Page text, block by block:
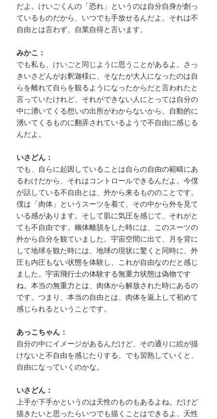
だよ。けいごくんの「恐れ」というのは自分自身が創っ
ているものだから、いつでも手放せるんだよ。それは不
自由とは言わず、自業自得と言います。
みかこ：
でも私も、けいごと同じように思うことがあるよ。さっ
きいさどんがお釈迦様に、そなたが大人になったのは自
らを離れて自らを観るようになったからだと言われたと
言っていたけれど、それができない人にとっては自分の
中に湧いてくる想いの出所がわからないから、自動的に
湧いてくるものに翻弄されているようで不自由に感じる
んだよ。
いさどん：
でも、自らに起因していることは自らの自由の範疇にあ
るわけだから、それはコントロールできるんだよ。今僕
が話している不自由とは、外から来るもののことです。
僕は「肉体」というスーツを着て、その中から外を見て
いる感があります。そして肌に気圧を感じて、それがと
ても不自由です。幽体離脱をした時には、このスーツの
外から自分を観ていました。宇宙空間に出て、月を背に
して地球を観た時には、地球の現状に驚くと同時に、外
圧も内圧もない状態を体験し、これが自由なのだと感じ
ました。宇宙飛行士の体験する無重力状態は偽物です
ね。本当の無重力とは、肉体から解放された時にあるの
です。つまり、本当の自由とは、肉体を返上して初めて
感じられるということです。
あっこちゃん：
自分の中にイメージがあるんだけど、その通りに絵が描
けないと不自由を感じたりする。でも習熟していくと、
自由になっていくのかな。
いさどん：
上手か下手かというのは天性のものもあるよね。だけど
描きたいと思ったらいつでも描くことはできるよ。天性